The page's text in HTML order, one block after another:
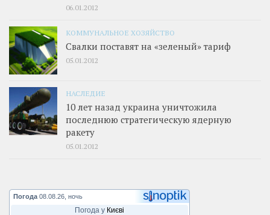
06.01.2012
КОММУНАЛЬНОЕ ХОЗЯЙСТВО
Свалки поставят на «зеленый» тариф
05.01.2012
НАСЛЕДИЕ
10 лет назад украина уничтожила
последнюю стратегическую ядерную
ракету
05.01.2012
Погода 08.08.26, ночь
Погода у Києві